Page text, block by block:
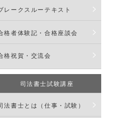
レークスルーテキスト
格者体験記・合格座談会
格祝賀・交流会
司法書士試験講座
法書士とは（仕事・試験）